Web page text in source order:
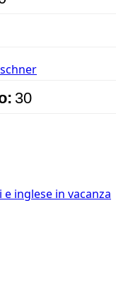
inglese in vacanza
30